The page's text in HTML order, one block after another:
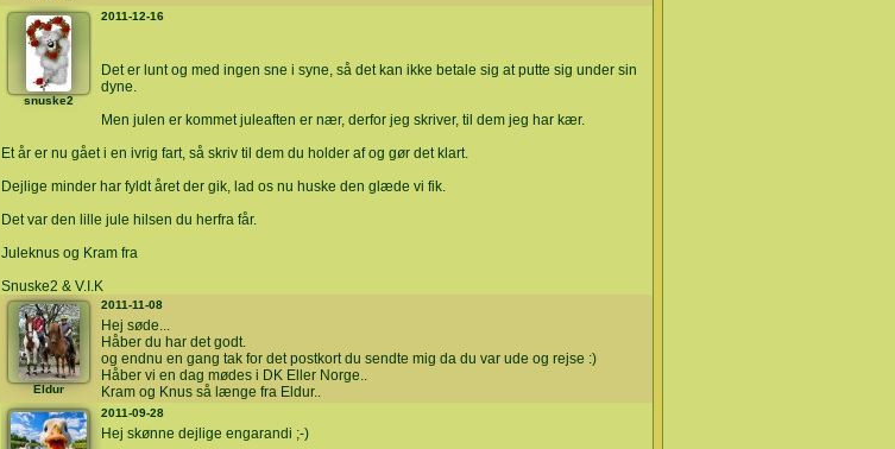
snuske2
2011-12-16
Det er lunt og med ingen sne i syne, så det kan ikke betale sig at putte sig under sin
dyne.
Men julen er kommet juleaften er nær, derfor jeg skriver, til dem jeg har kær.
Et år er nu gået i en ivrig fart, så skriv til dem du holder af og gør det klart.
Dejlige minder har fyldt året der gik, lad os nu huske den glæde vi fik.
Det var den lille jule hilsen du herfra får.
Juleknus og Kram fra
Snuske2 & V.I.K
Eldur
2011-11-08
Hej søde...
Håber du har det godt.
og endnu en gang tak for det postkort du sendte mig da du var ude og rejse :)
Håber vi en dag mødes i DK Eller Norge..
Kram og Knus så længe fra Eldur..
2011-09-28
Hej skønne dejlige engarandi ;-)